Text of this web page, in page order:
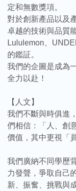
定和無數獎項。
對於創新產品以及
卓越的技術與品質
Lululemon、
的鑑証。
我們的企圖是成為
全力以赴！
【人文】
我們不斷與時俱進
們相信：「人、創
價值，其中更視「
我們廣納不同學歷
力發聲，爭取自己
新、振奮、挑戰與